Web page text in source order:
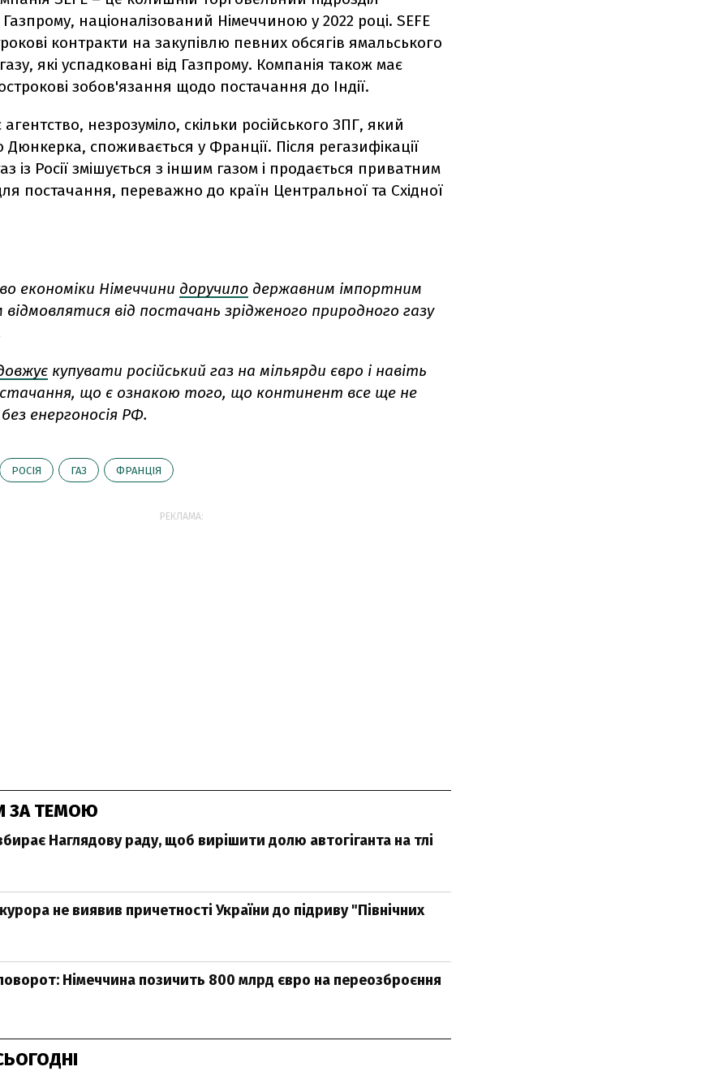
Газпрому, націоналізований Німеччиною у 2022 році. SEFE
контракти на закупівлю певних обсягів ямальського
які успадковані від Газпрому. Компанія також має
зобов'язання щодо постачання до Індії.
незрозуміло, скільки російського ЗПГ, який
Дюнкерка, споживається у Франції. Після регазифікації
із Росії змішується з іншим газом і продається приватним
постачання, переважно до країн Центральної та Східної
економіки Німеччини доручило державним імпортним
від постачань зрідженого природного газу
купувати російський газ на мільярди євро і навіть
що є ознакою того, що континент все ще не
енергоносія РФ.
РОСІЯ ГАЗ ФРАНЦІЯ
РЕКЛАМА:
ЗА ТЕМОЮ
Наглядову раду, щоб вирішити долю автогіганта на тлі
не виявив причетності України до підриву "Північних
Німеччина позичить 800 млрд євро на переозброєння